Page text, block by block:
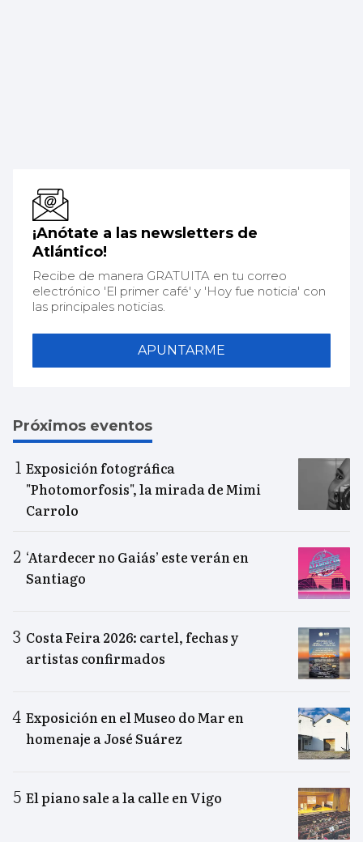
¡Anótate a las newsletters de
Atlántico!
Recibe de manera GRATUITA en tu correo
electrónico 'El primer café' y 'Hoy fue noticia' con
las principales noticias.
APUNTARME
Próximos eventos
Exposición fotográfica
"Photomorfosis", la mirada de Mimi
Carrolo
‘Atardecer no Gaiás’ este verán en
Santiago
Costa Feira 2026: cartel, fechas y
artistas confirmados
Exposición en el Museo do Mar en
homenaje a José Suárez
El piano sale a la calle en Vigo